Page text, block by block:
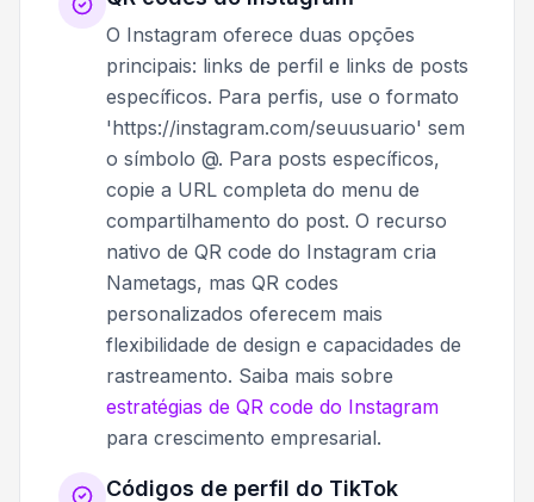
O Instagram oferece duas opções
principais: links de perfil e links de posts
específicos. Para perfis, use o formato
'https://instagram.com/seuusuario' sem
o símbolo @. Para posts específicos,
copie a URL completa do menu de
compartilhamento do post. O recurso
nativo de QR code do Instagram cria
Nametags, mas QR codes
personalizados oferecem mais
flexibilidade de design e capacidades de
rastreamento. Saiba mais sobre
estratégias de QR code do Instagram
para crescimento empresarial.
Códigos de perfil do TikTok